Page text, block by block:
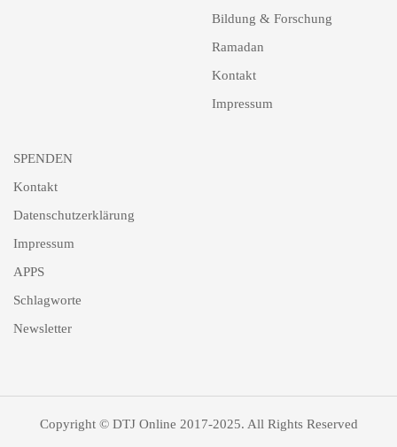
Bildung & Forschung
Ramadan
Kontakt
Impressum
SPENDEN
Kontakt
Datenschutzerklärung
Impressum
APPS
Schlagworte
Newsletter
Copyright © DTJ Online 2017-2025. All Rights Reserved